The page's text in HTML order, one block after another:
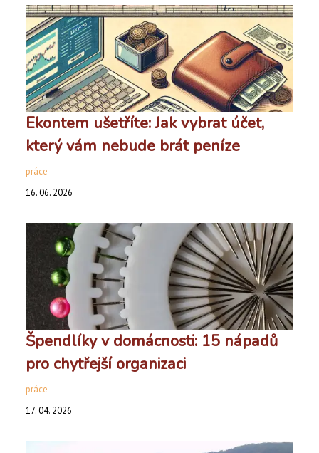
Ekontem ušetříte: Jak vybrat účet,
který vám nebude brát peníze
práce
16. 06. 2026
Špendlíky v domácnosti: 15 nápadů
pro chytřejší organizaci
práce
17. 04. 2026